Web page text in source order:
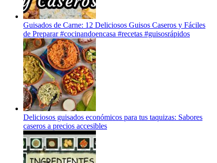
Guisados de Carne: 12 Deliciosos Guisos Caseros y Fáciles
de Preparar #cocinandoencasa #recetas #guisosrápidos
Deliciosos guisados económicos para tus taquizas: Sabores
caseros a precios accesibles